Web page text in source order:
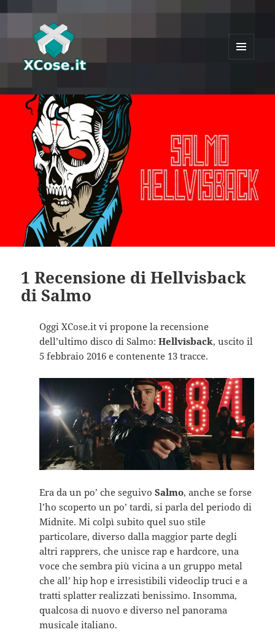
XCose
1 Recensione di Hellvisback
di Salmo
Oggi XCose.it vi propone la recensione
dell’ultimo disco di Salmo:Hellvisback, uscito il
5 febbraio 2016 e contenente 13 tracce.
Era da un po’ che seguivoSalmo, anche se forse
l’ho scoperto un po’ tardi, si parla del periodo di
Midnite. Mi colpì subito quel suo stile
particolare, diverso dalla maggior parte degli
altri rapprers, che unisce rap e hardcore, una
voce che sembra più vicina a un gruppo metal
che all’ hip hop e irresistibili videoclip truci e a
tratti splatter realizzati benissimo. Insomma,
qualcosa di nuovo e diverso nel panorama
musicale italiano.